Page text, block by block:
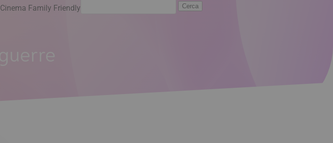
Cinema Family Friendlyper: